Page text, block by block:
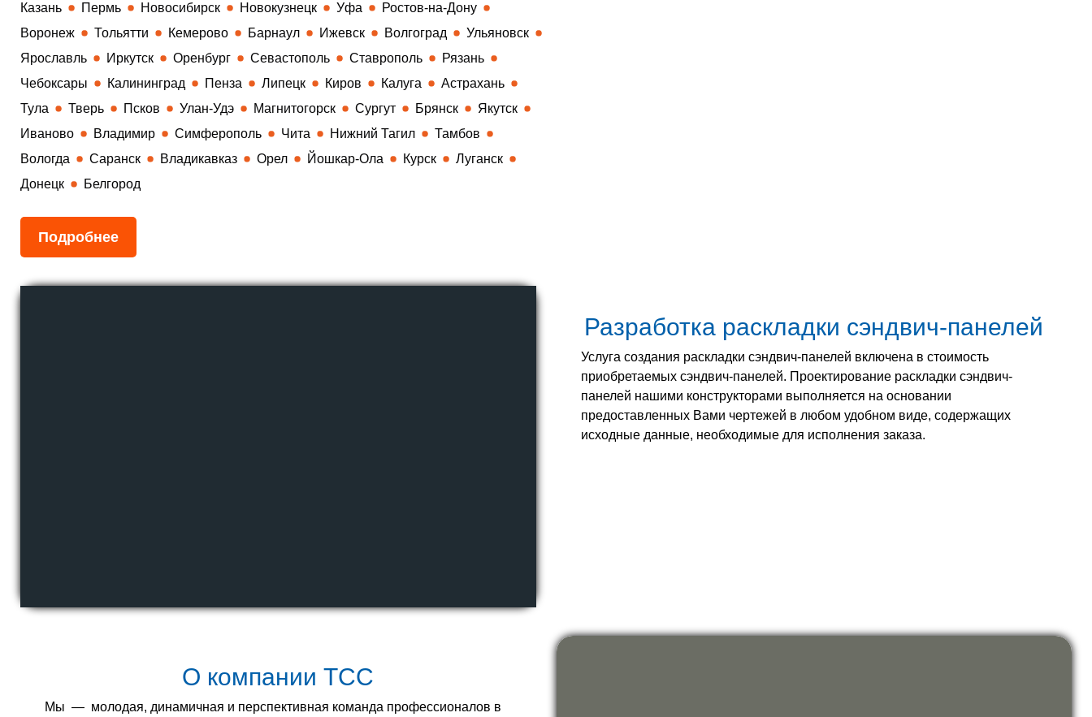
Казань
Пермь Новосибирск Новокузнецк Уфа
Ростов-на-Дону
Воронеж
Тольятти Кемерово Барнаул Ижевск Волгоград
Ульяновск
Ярославль
Иркутск Оренбург Севастополь Ставрополь
Рязань
Чебоксары
Калининград Пенза Липецк Киров Калуга
Астрахань
Тула
Тверь Псков Улан-Удэ Магнитогорск Сургут Брянск
Якутск
Иваново
Владимир Симферополь Чита Нижний Тагил
Тамбов
Вологда
Саранск Владикавказ Орел Йошкар-Ола Курск
Луганск
Донецк
Белгород
Подробнее
Разработка раскладки сэндвич-панелей
Услуга создания раскладки сэндвич-панелей включена в стоимость
приобретаемых сэндвич-панелей. Проектирование раскладки сэндвич-
панелей нашими конструкторами выполняется на основании
предоставленных Вами чертежей в любом удобном виде, содержащих
исходные данные, необходимые для исполнения заказа.
О компании ТСС
Мы — молодая, динамичная и перспективная команда профессионалов в